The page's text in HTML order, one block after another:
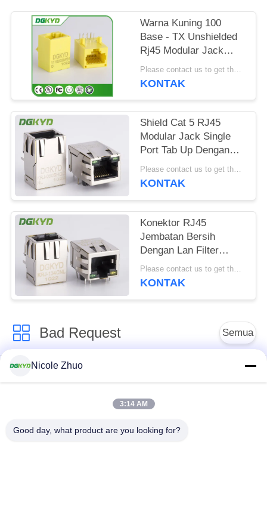
PRIBADI
Warna Kuning 100
Base - TX Unshielded
Rj45 Modular Jack
DGKYD111B002IWB1D
Please contact us to get the latest price. MOQ:Bagian 1
KONTAK
Shield Cat 5 RJ45
Modular Jack Single
Port Tab Up Dengan
Magnetics Factory
Outlet
Please contact us to get the latest price. MOQ:Bagian 1
KONTAK
Konektor RJ45
Jembatan Bersih
Dengan Lan Filter
10/100 Base Side Entry
Factory Disesuaikan
Please contact us to get the latest price. MOQ:Bagian 1
KONTAK
Bad Request Semua
connector
terlindung
Pelabuhan Konektor
RJ45 Port tunggal
Nicole Zhuo
3:14 AM
Good day, what product are you looking for?